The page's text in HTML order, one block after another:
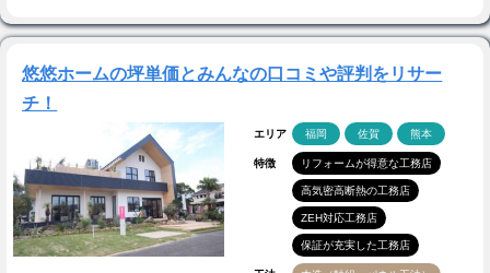
悠悠ホームの坪単価とみんなの口コミや評判をリサー
チ！
エリア 福岡 佐賀 熊本
特徴 リフォームが得意な工務店
高気密高断熱の工務店
ZEH対応工務店
保証が充実した工務店